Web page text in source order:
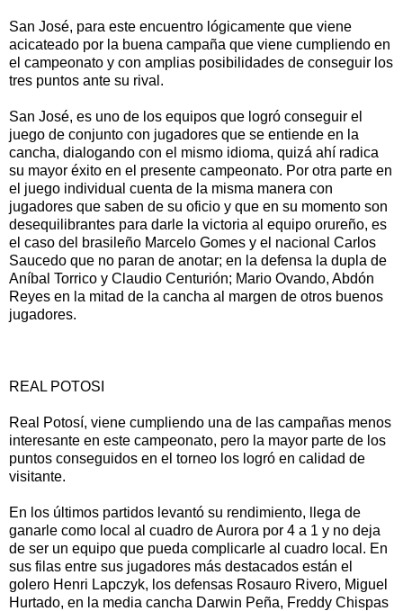
San José, para este encuentro lógicamente que viene
acicateado por la buena campaña que viene cumpliendo en
el campeonato y con amplias posibilidades de conseguir los
tres puntos ante su rival.
San José, es uno de los equipos que logró conseguir el
juego de conjunto con jugadores que se entiende en la
cancha, dialogando con el mismo idioma, quizá ahí radica
su mayor éxito en el presente campeonato. Por otra parte en
el juego individual cuenta de la misma manera con
jugadores que saben de su oficio y que en su momento son
desequilibrantes para darle la victoria al equipo orureño, es
el caso del brasileño Marcelo Gomes y el nacional Carlos
Saucedo que no paran de anotar; en la defensa la dupla de
Aníbal Torrico y Claudio Centurión; Mario Ovando, Abdón
Reyes en la mitad de la cancha al margen de otros buenos
jugadores.
REAL POTOSI
Real Potosí, viene cumpliendo una de las campañas menos
interesante en este campeonato, pero la mayor parte de los
puntos conseguidos en el torneo los logró en calidad de
visitante.
En los últimos partidos levantó su rendimiento, llega de
ganarle como local al cuadro de Aurora por 4 a 1 y no deja
de ser un equipo que pueda complicarle al cuadro local. En
sus filas entre sus jugadores más destacados están el
golero Henri Lapczyk, los defensas Rosauro Rivero, Miguel
Hurtado, en la media cancha Darwin Peña, Freddy Chispas